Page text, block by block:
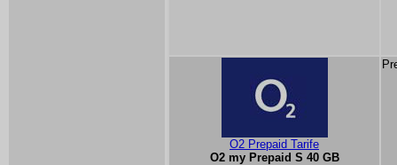
O2 Prepaid Tarife
O2 my Prepaid S 40 GB